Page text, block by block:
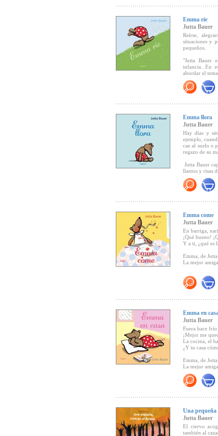
- Premio
- Premio
2001, álbum
-
"...el texto con
que despierta
acuarelas de
realidad (CLIJ,
Emma ríe
Jutta Bauer
Reírse,
situaciones y
pequeños.
"Jutta Bauer
infancia...En
abordar el
la risa es el
Emma llora
Jutta Bauer
Hay días y
ejemplo,
cae al suelo o
regazo de su
Jutta Bauer
llantos y risas
"...Un libro de
Emma come
Jutta Bauer
En barriga,
¡Qué bueno!
Y a ti, ¿qué es
Emma, de
La mejor
"Las escenas
pequeños
probar
tiernas" (Canal
Emma en
Jutta Bauer
Fuera hace
¡Mejor me
La cocina, el
¿Y tu casa
Emma, de
La mejor
"El pequeño
mirada
Una pequeña
Jutta Bauer
El ciervo
también al